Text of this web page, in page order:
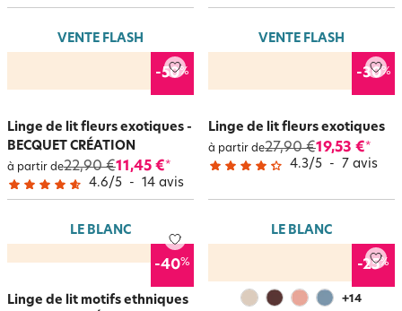
VENTE FLASH
-50%
Linge de lit fleurs exotiques -
BECQUET CRÉATION
à partir de22,90 €11,45 €*
4.6/5 - 14 avis
VENTE FLASH
-30%
Linge de lit fleurs exotiques
à partir de27,90 €19,53 €*
4.3/5 - 7 avis
LE BLANC
-40%
Linge de lit motifs ethniques
LE BLANC
-25%
+14